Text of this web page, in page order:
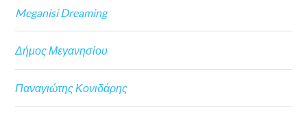
Meganisi Dreaming
Δήμος Μεγανησίου
Παναγιώτης Κονιδάρης